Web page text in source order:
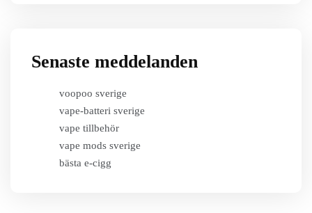
Senaste meddelanden
voopoo sverige
vape-batteri sverige
vape tillbehör
vape mods sverige
bästa e-cigg